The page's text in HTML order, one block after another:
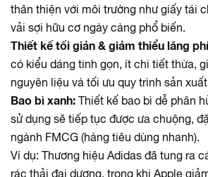
thân thiện với môi trường như giấy tái
vải sợi hữu cơ ngày càng phổ biến.
Thiết kế tối giản & giảm thiểu lãng
có kiểu dáng tinh gọn, ít chi tiết thừa,
nguyên liệu và tối ưu quy trình sản
Bao bì xanh:Thiết kế bao bì dễ phân
sử dụng sẽ tiếp tục được ưa chuộng,
ngành FMCG (hàng tiêu dùng nhanh).
Ví dụ:Thương hiệu Adidas đã tung ra
rác thải đại dương, trong khi Apple